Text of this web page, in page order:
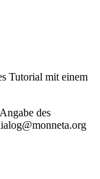
Tutorial mit einem
des